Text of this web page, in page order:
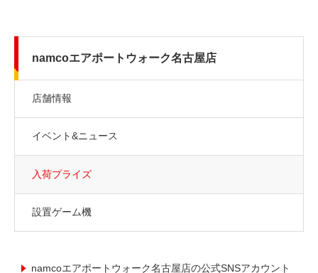
namcoエアポートウォーク名古屋店
店舗情報
イベント&ニュース
入荷プライズ
設置ゲーム機
namcoエアポートウォーク名古屋店の公式SNSアカウント